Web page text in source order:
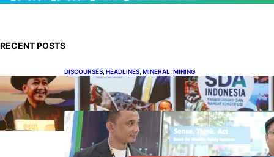
RECENT POSTS
DISCOURSES HEADLINES MINERAL MINING
Bahlil Luncurkan 10 Buku Rekam Jejak
Kepemimpinan dan Kebijakan
HEADLINES, TECHNOLOGY
Teknologi Keselamatan, Penentu
Baru Persaingan Industri
Otomotif
DOWNSTREAM